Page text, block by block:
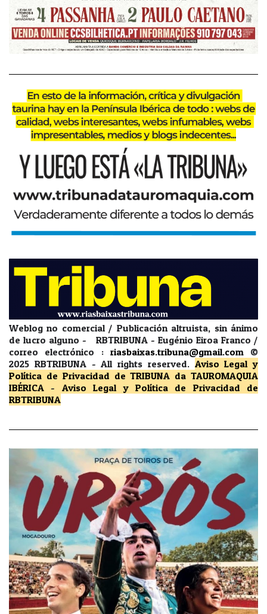
Weblog no comercial / Publicación altruista, sin ánimo
de lucro alguno - RBTRIBUNA - Eugénio Eiroa Franco /
correo electrónico : riasbaixas.tribuna@gmail.com
©
2025 RBTRIBUNA -All rights reserved. Aviso Legal y
Política de Privacidad de TRIBUNA da TAUROMAQUIA
IBÉRICA - Aviso Legal y Política de Privacidad
de
RBTRIBUNA